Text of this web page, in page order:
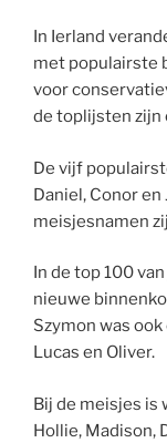
In Ierland
met populairste
voor
de toplijsten zijn
De vijf
Daniel, Conor
meisjesnamen
In de top 100
nieuwe
Szymon was
Lucas en Oliver.
Bij de meisjes is
Hollie, Madison,